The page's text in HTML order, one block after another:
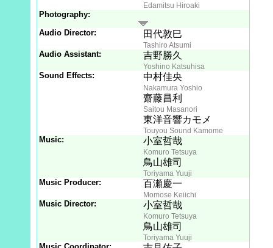
Edamitsu Hiroaki
Photography:
Audio Director:
田代敦巳
Tashiro Atsumi
Audio Assistant: 吉野勝久
Yoshino Katsuhisa
Sound Effects: 中村佳央
Nakamura Yoshio
齋藤昌利
Saitou Masanori
東洋音響カモメ
Touyou Sound Kamome
Music: 小室哲哉
Komuro Tetsuya
鳥山雄司
Toriyama Yuuji
Music Producer: 百瀬慶一
Momose Keiichi
Music Director: 小室哲哉
Komuro Tetsuya
鳥山雄司
Toriyama Yuuji